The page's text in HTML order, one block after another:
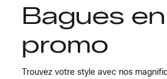
Bagues en
promo
Trouvez votre style avec nos